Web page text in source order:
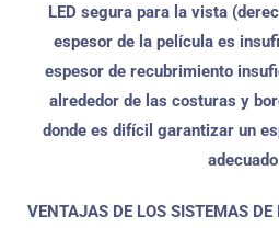
LED segura para la vista
espesor de la película es
espesor de recubrimiento
alrededor de las costuras y
donde es difícil garantizar un
VENTAJAS DE LOS SISTEMAS